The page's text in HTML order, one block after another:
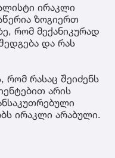
ირაკლი
ზოგიერთ
რომ მექანიკურად
და რას
რომ რასაც შეიძენს
არის
ირაკლი არაბული.